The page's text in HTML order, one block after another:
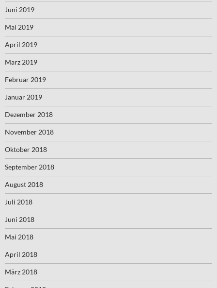
Juni 2019
Mai 2019
April 2019
März 2019
Februar 2019
Januar 2019
Dezember 2018
November 2018
Oktober 2018
September 2018
August 2018
Juli 2018
Juni 2018
Mai 2018
April 2018
März 2018